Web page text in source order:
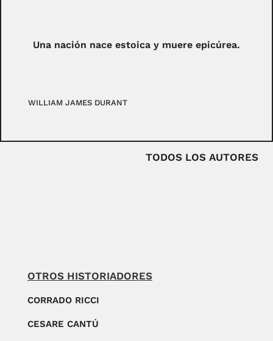
Una nación nace estoica y muere epicúrea.
WILLIAM JAMES DURANT
TODOS LOS AUTORES
OTROS HISTORIADORES
CORRADO RICCI
CESARE CANTÚ